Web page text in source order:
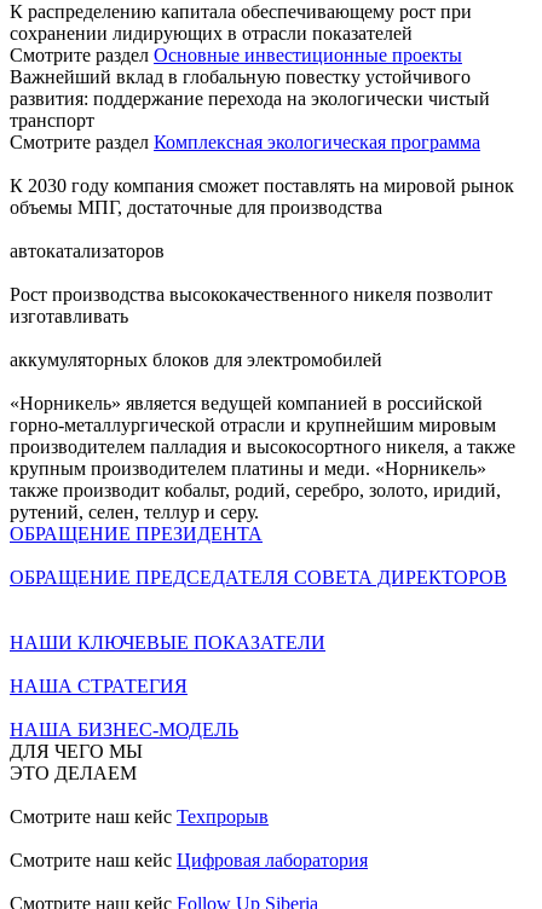
К распределению капитала обеспечивающему рост при
сохранении лидирующих в отрасли показателей
Смотрите раздел Основные инвестиционные проекты
Важнейший вклад в глобальную повестку устойчивого
развития: поддержание перехода на экологически чистый
транспорт
Смотрите раздел Комплексная экологическая программа
К 2030 году компания сможет поставлять на мировой рынок
объемы МПГ, достаточные для производства
автокатализаторов
Рост производства высококачественного никеля позволит
изготавливать
аккумуляторных блоков для электромобилей
«Норникель» является ведущей компанией в российской
горно-металлургической отрасли и крупнейшим мировым
производителем палладия и высокосортного никеля, а также
крупным производителем платины и меди. «Норникель»
также производит кобальт, родий, серебро, золото, иридий,
рутений, селен, теллур и серу.
ОБРАЩЕНИЕ ПРЕЗИДЕНТА
ОБРАЩЕНИЕ ПРЕДСЕДАТЕЛЯ СОВЕТА ДИРЕКТОРОВ
НАШИ КЛЮЧЕВЫЕ ПОКАЗАТЕЛИ
НАША СТРАТЕГИЯ
НАША БИЗНЕС-МОДЕЛЬ
ДЛЯ ЧЕГО МЫ
ЭТО ДЕЛАЕМ
Смотрите наш кейс Техпрорыв
Смотрите наш кейс Цифровая лаборатория
Смотрите наш кейс Follow Up Siberia